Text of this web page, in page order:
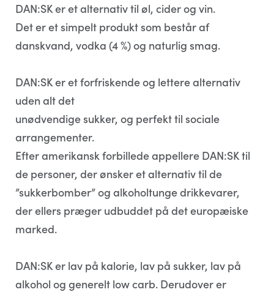
DAN:SK er et alternativ til øl, cider og vin.
Det er et simpelt produkt som består af
danskvand, vodka (4 %) og naturlig smag.
DAN:SK er et forfriskende og lettere alternativ
uden alt det
unødvendige sukker, og perfekt til sociale
arrangementer.
Efter amerikansk forbillede appellere DAN:SK til
de personer, der ønsker et alternativ til de
”sukkerbomber” og alkoholtunge drikkevarer,
der ellers præger udbuddet på det europæiske
marked.
DAN:SK er lav på kalorie, lav på sukker, lav på
alkohol og generelt low carb. Derudover er